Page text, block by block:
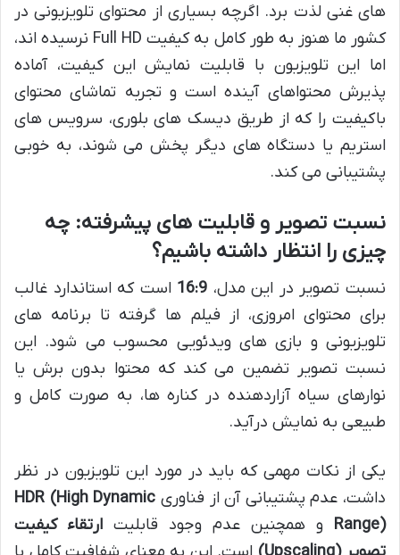
های غنی لذت برد. اگرچه بسیاری از محتوای تلویزیونی در
کشور ما هنوز به طور کامل به کیفیت Full HD نرسیده اند،
اما این تلویزیون با قابلیت نمایش این کیفیت، آماده
پذیرش محتواهای آینده است و تجربه تماشای محتوای
باکیفیت را که از طریق دیسک های بلوری، سرویس های
استریم یا دستگاه های دیگر پخش می شوند، به خوبی
پشتیبانی می کند.
نسبت تصویر و قابلیت های پیشرفته: چه
چیزی را انتظار داشته باشیم؟
نسبت تصویر در این مدل، 16:9 است که استاندارد غالب
برای محتوای امروزی، از فیلم ها گرفته تا برنامه های
تلویزیونی و بازی های ویدئویی محسوب می شود. این
نسبت تصویر تضمین می کند که محتوا بدون برش یا
نوارهای سیاه آزاردهنده در کناره ها، به صورت کامل و
طبیعی به نمایش درآید.
یکی از نکات مهمی که باید در مورد این تلویزیون در نظر
داشت، عدم پشتیبانی آن از فناوری HDR (High Dynamic
Range) و همچنین عدم وجود قابلیت ارتقاء کیفیت